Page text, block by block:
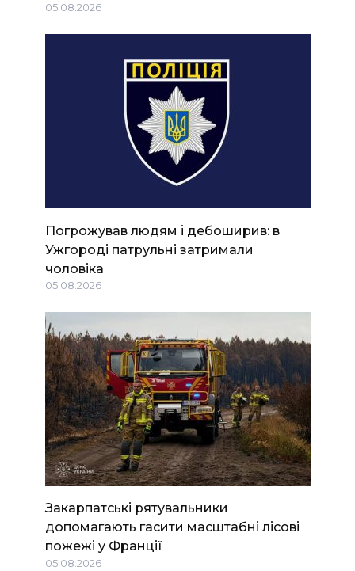
05.08.2026
Погрожував людям і дебоширив: в
Ужгороді патрульні затримали
чоловіка
05.08.2026
Закарпатські рятувальники
допомагають гасити масштабні лісові
пожежі у Франції
05.08.2026